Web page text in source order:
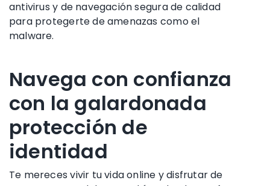
antivirus y de navegación segura de calidad
para protegerte de amenazas comoel
malware.
Navega con confianza
con la galardonada
protección de
identidad
Te mereces vivir tu vida online y disfrutar de